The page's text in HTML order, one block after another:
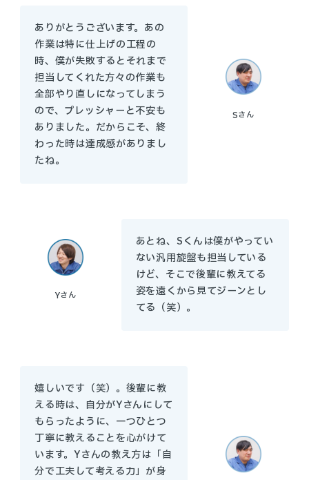
Sさん
ありがとうございます。あの
作業は特に仕上げの工程の
時、僕が失敗するとそれまで
担当してくれた方々の作業も
全部やり直しになってしまう
ので、プレッシャーと不安も
ありました。だからこそ、終
わった時は達成感がありまし
たね。
Yさん
あとね、Sくんは僕がやってい
ない汎用旋盤も担当している
けど、そこで後輩に教えてる
姿を遠くから見てジーンとし
てる（笑）。
嬉しいです（笑）。後輩に教
える時は、自分がYさんにして
もらったように、一つひとつ
丁寧に教えることを心がけて
います。Yさんの教え方は「自
分で工夫して考える力」が身